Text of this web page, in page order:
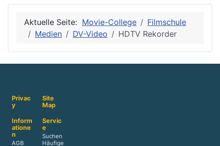
Aktuelle Seite: Movie-College
Filmschule
Medien
DV-Video HDTV Rekorder
Privac
y
Site
Map
Inform
atione
n
AGB
Servic
e
Suchen
Häufige